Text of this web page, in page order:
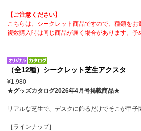
【ご注意ください】
こちらは、シークレット商品ですので、種類をお
複数購入時は同じ商品が届く場合があります。予
（全12種）シークレット芝生アクスタ
¥1,980
★グッズカタログ2026年4月号掲載商品★
リアルな芝生で、デスクに飾るだけでそこが甲子
［ラインナップ］